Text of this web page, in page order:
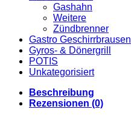
Gashahn
Weitere
Zündbrenner
Gastro Geschirrbrausen
Gyros- & Dönergrill
POTIS
Unkategorisiert
Beschreibung
Rezensionen (0)